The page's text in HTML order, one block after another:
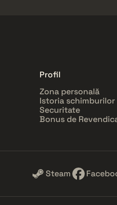
Profil
Zona personală
Istoria schimburilor
Securitate
Bonus de
Steam